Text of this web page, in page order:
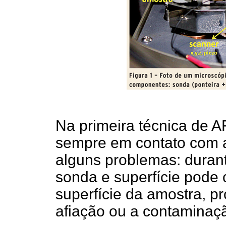
Na primeira técnica de
sempre em contato
alguns problemas:
sonda e superfície pode
superfície da amostra,
afiação ou a